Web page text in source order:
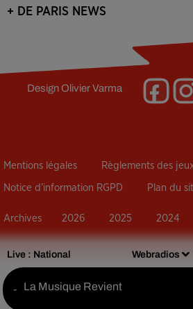
Live : National Webradios
- La Musique Revient
+ DE PARIS NEWS
DesignOlivier Varma
Mentions légales Règlements des
Notice d’information RGPD Plan du
Archives 2026 2025 2024